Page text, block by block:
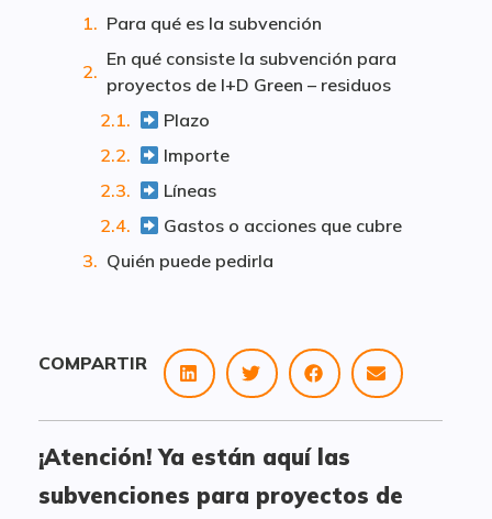
COMPARTIR
¡Atención! Ya están aquí las
subvenciones para proyectos de
Para qué es la subvención
En qué consiste la subvención para
proyectos de I+D Green – residuos
Plazo
Importe
Líneas
Gastos o acciones que cubre
Quién puede pedirla